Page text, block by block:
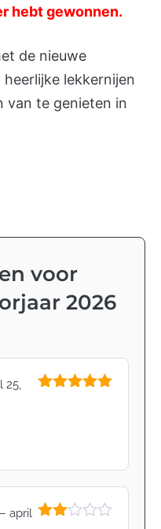
hebt gewonnen.
de nieuwe
lekkernijen
van te genieten in
voor
2026
25,
– april